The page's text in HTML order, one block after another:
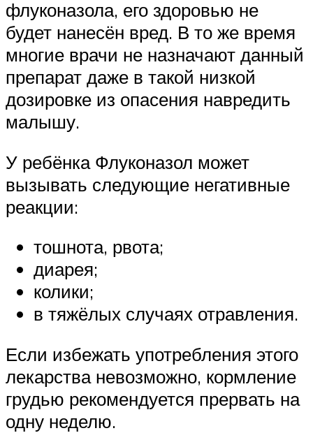
флуконазола, его здоровью не
будет нанесён вред. В то же время
многие врачи не назначают данный
препарат даже в такой низкой
дозировке из опасения навредить
малышу.
У ребёнка Флуконазол может
вызывать следующие негативные
реакции:
тошнота, рвота;
диарея;
колики;
в тяжёлых случаях отравления.
Если избежать употребления этого
лекарства невозможно, кормление
грудью рекомендуется прервать на
одну неделю.